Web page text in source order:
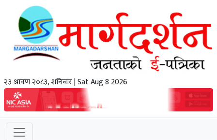
२३ श्रावण २०८३, शनिबार | Sat Aug 8 2026